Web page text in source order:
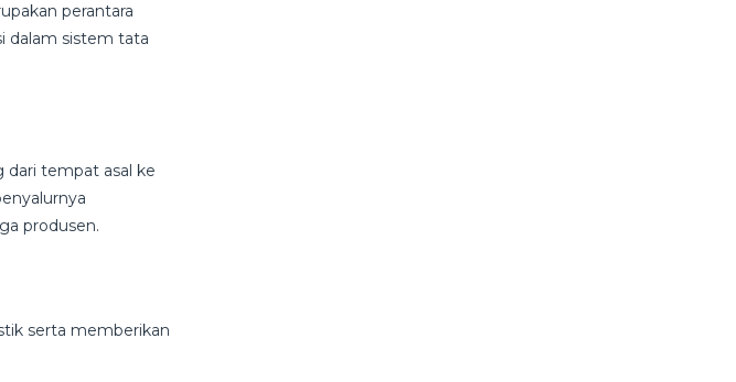
perantara
dalam sistem tata
dari tempat asal ke
produsen.
serta memberikan